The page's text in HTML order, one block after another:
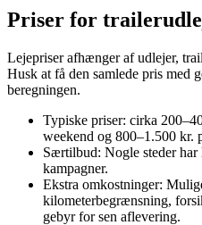
Priser for
Lejepriser afhænger af udlejer,
Husk at få den samlede pris med
beregningen.
Typiske priser: cirka
weekend og 800–1.500 kr.
Særtilbud: Nogle steder har
kampagner.
Ekstra omkostninger:
kilometerbegrænsning,
gebyr for sen aflevering.